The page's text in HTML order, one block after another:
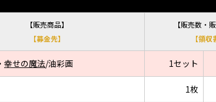
【販売商品】
【募金先】
【販売数・
【領収
幸せの魔法/油彩画 1セット
1枚